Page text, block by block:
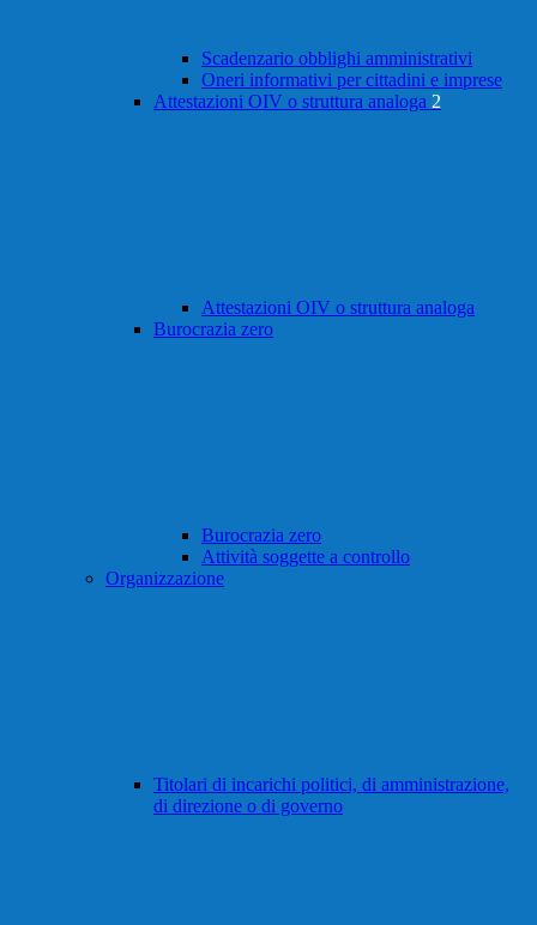
Scadenzario obblighi amministrativi
Oneri informativi per cittadini e imprese
Attestazioni OIV o struttura analoga 2
Attestazioni OIV o struttura analoga
Burocrazia zero
Burocrazia zero
Attività soggette a controllo
Organizzazione
Titolari di incarichi politici, di amministrazione,
di direzione o di governo